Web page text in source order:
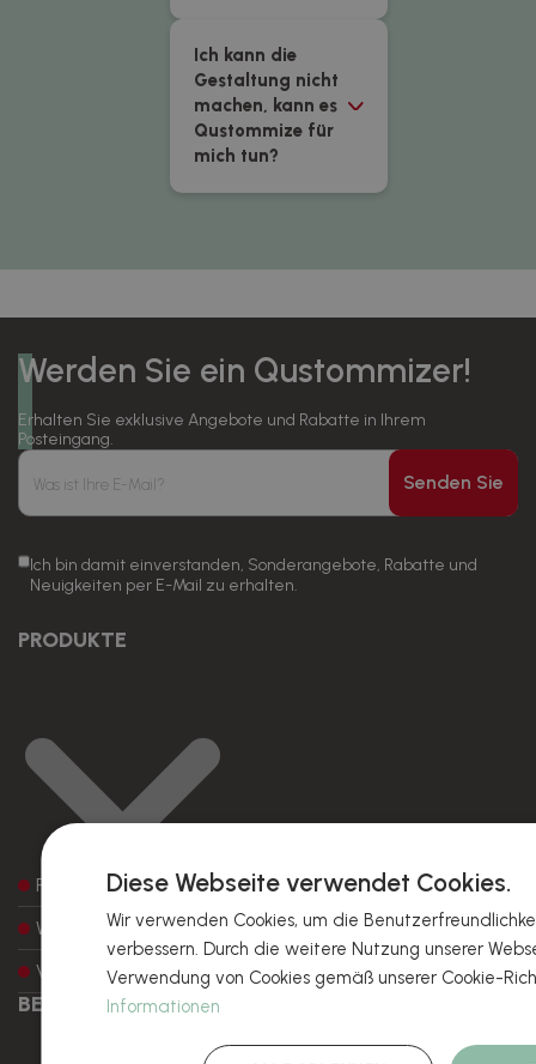
Ich kann die
Gestaltung nicht
machen, kann es
Qustommize für
mich tun?
Werden Sie ein Qustommizer!
Erhalten Sie exklusive Angebote und Rabatte in Ihrem
Posteingang.
Senden Sie
Ich bin damit einverstanden, Sonderangebote, Rabatte und
Neuigkeiten per E-Mail zu erhalten.
PRODUKTE
Preise
Warenprobe
Verpackungsoptionen
BESTELLUNG
Diese Webseite verwendet Cookies.
Wir verwenden Cookies, um die
verbessern. Durch die weitere Nutzung unserer
Verwendung von Cookies gemäß unserer Cookie-
Informationen